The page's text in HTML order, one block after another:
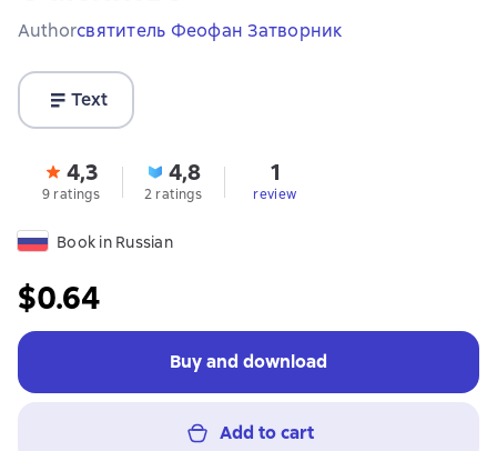
Authorcвятитель Феофан Затворник
Text
4,3
9 ratings
4,8
2 ratings
1
review
Book in Russian
$0.64
Buy and download
Add to cart